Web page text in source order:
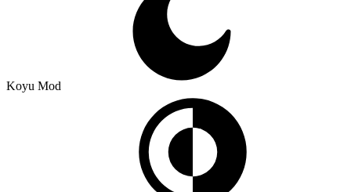
Koyu Mod